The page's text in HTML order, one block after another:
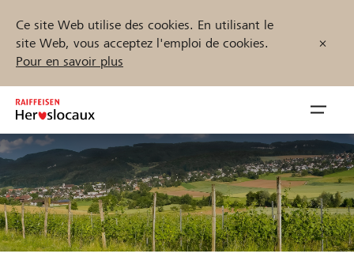
Ce site Web utilise des cookies. En utilisant le
site Web, vous acceptez l'emploi de cookies.
Pour en savoir plus
Inhalt
springen
öffnen
Trouvez des projets et des organisations
Démarrez maintenant